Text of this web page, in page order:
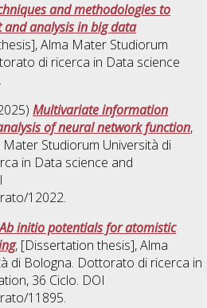
and methodologies to
analysis in big data
Alma Mater Studiorum
di ricerca in Data science
Multivariate information
of neural network function,
Studiorum Università di
in Data science and
12022.
Ab initio potentials for atomistic
, [Dissertation thesis], Alma
di Bologna. Dottorato di ricerca in
, 36 Ciclo. DOI
11895.